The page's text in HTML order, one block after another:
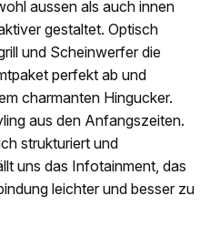
aussen als auch innen
gestaltet. Optisch
und Scheinwerfer die
perfekt ab und
charmanten Hingucker.
aus den Anfangszeiten.
strukturiert und
uns das Infotainment, das
leichter und besser zu